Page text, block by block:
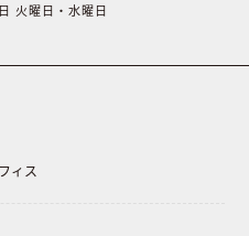
火曜日・水曜日
ィス